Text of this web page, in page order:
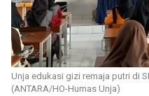
Unja edukasi gizi remaja putri di
(ANTARA/HO-Humas Unja)